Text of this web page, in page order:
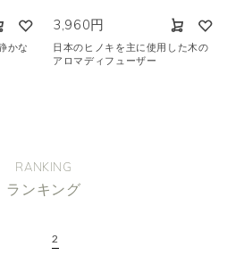
かな
3,960円
日本のヒノキを主に使用した木の
アロマディフューザー
RANKING
ランキング